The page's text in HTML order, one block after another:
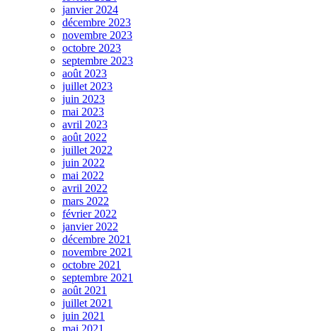
janvier 2024
décembre 2023
novembre 2023
octobre 2023
septembre 2023
août 2023
juillet 2023
juin 2023
mai 2023
avril 2023
août 2022
juillet 2022
juin 2022
mai 2022
avril 2022
mars 2022
février 2022
janvier 2022
décembre 2021
novembre 2021
octobre 2021
septembre 2021
août 2021
juillet 2021
juin 2021